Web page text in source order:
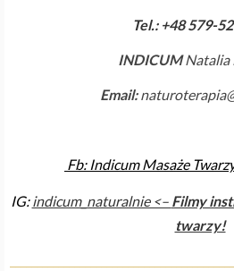
Tel.:+48 579-
INDICUMNatalia
Email:
Fb: Indicum Masaże
IG:indicum_naturalnie <– Filmy
twarzy!